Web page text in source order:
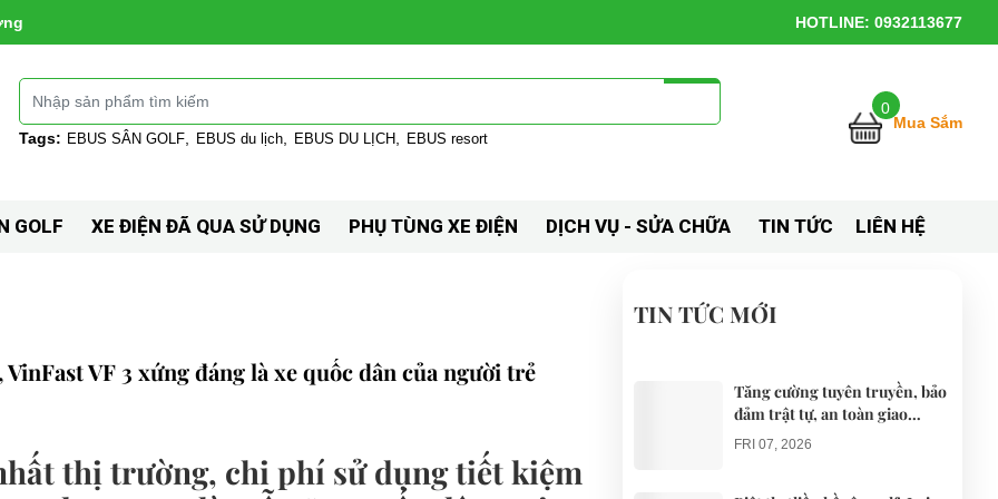
HOTLINE: 0932113677
Tags: EBUS SÂN GOLF EBUS du lịch EBUS DU LỊCH EBUS resort
0
Mua Sắm
GOLF XE ĐIỆN ĐÃ QUA SỬ DỤNG PHỤ TÙNG XE ĐIỆN DỊCH VỤ - SỬA CHỮA TIN TỨC LIÊN HỆ
VF 3 xứng đáng là xe quốc dân của người trẻ
thị trường, chi phí sử dụng tiết kiệm
TIN TỨC MỚI
Tăng cường tuyên truyền, bảo
đảm trật tự, an toàn giao
thông khi thí điểm xe điện 4
bánh phục vụ du lịch
FRI 07, 2026